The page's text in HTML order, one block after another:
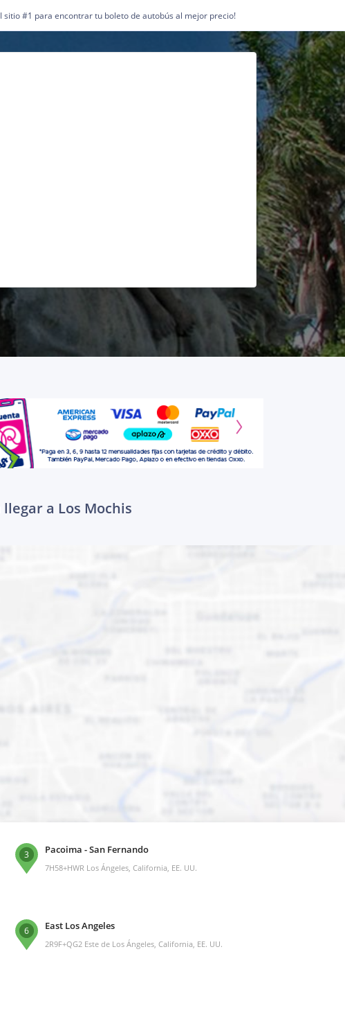
sitio #1 para encontrar tu boleto de autobús al mejor precio!
a Los Mochis
3 Pacoima - San Fernando
7H58+HWR Los Ángeles, California, EE. UU.
6 East Los Angeles
2R9F+QG2 Este de Los Ángeles, California, EE. UU.